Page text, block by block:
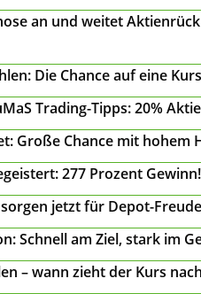
an und weitet
Die Chance auf eine
Trading-Tipps: 20%
Große Chance mit hohem
277 Prozent Gewinn!
jetzt für Depot-Freude
Schnell am Ziel, stark im
– wann zieht der Kurs